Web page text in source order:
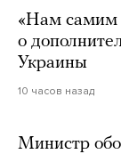
«Нам
о
Украины
10 часов назад
Министр